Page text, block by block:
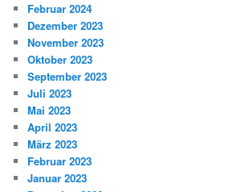
Februar 2024
Dezember 2023
November 2023
Oktober 2023
September 2023
Juli 2023
Mai 2023
April 2023
März 2023
Februar 2023
Januar 2023